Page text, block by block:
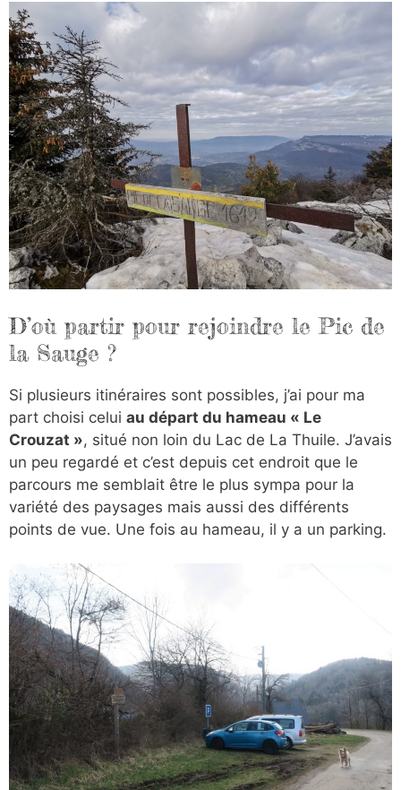
D’où partir pour rejoindre le Pic de
la Sauge ?
Si plusieurs itinéraires sont possibles, j’ai pour ma
part choisi celui au départ du hameau « Le
Crouzat », situé non loin du Lac de La Thuile. J’avais
un peu regardé et c’est depuis cet endroit que le
parcours me semblait être le plus sympa pour la
variété des paysages mais aussi des différents
points de vue. Une fois au hameau, il y a un parking.